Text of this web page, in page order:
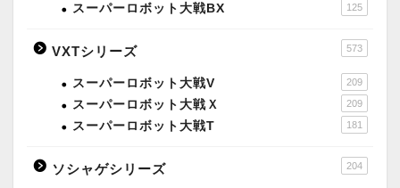
スーパーロボット大戦BX 125
VXTシリーズ 573
スーパーロボット大戦V 209
スーパーロボット大戦Ｘ 209
スーパーロボット大戦T 181
ソシャゲシリーズ 204